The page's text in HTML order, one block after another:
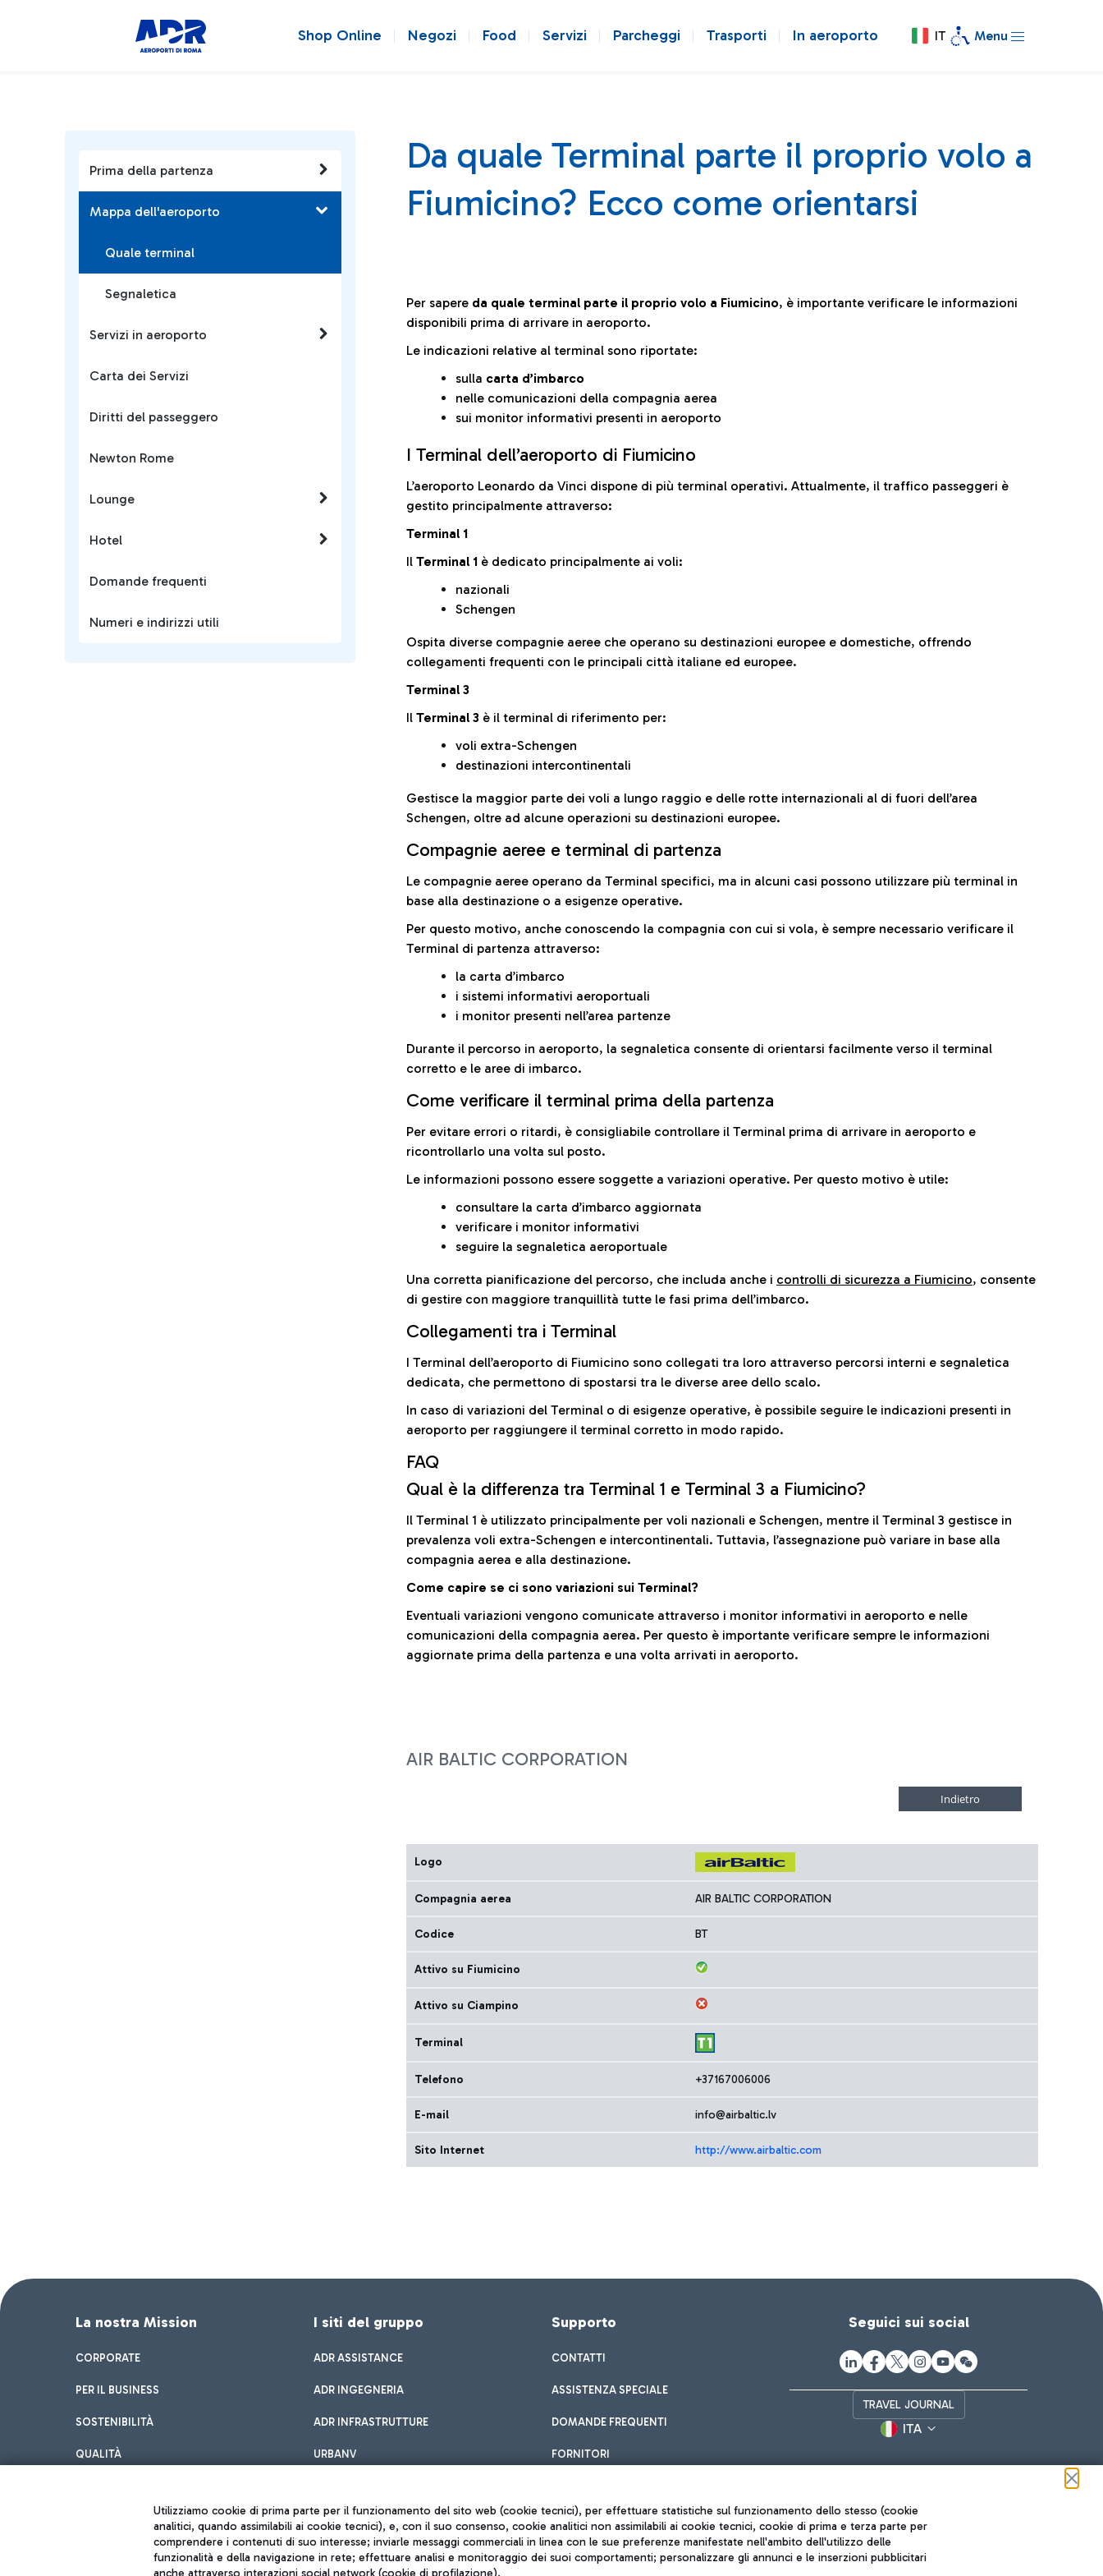
Shop Online Negozi Food Servizi Parcheggi Trasporti In aeroporto IT Menu
Prima della partenza
Mappa dell'aeroporto
Quale terminal
Segnaletica
Servizi in aeroporto
Carta dei Servizi
Diritti del passeggero
Newton Rome
Lounge
Hotel
Domande frequenti
Numeri e indirizzi utili
Da quale Terminal parte il proprio volo a
Fiumicino? Ecco come orientarsi
Per sapere da quale terminal parte il proprio volo a Fiumicino, è importante verificare le informazioni
disponibili prima di arrivare in aeroporto.
Le indicazioni relative al terminal sono riportate:
sulla carta d’imbarco
nelle comunicazioni della compagnia aerea
sui monitor informativi presenti in aeroporto
I Terminal dell’aeroporto di Fiumicino
L’aeroporto Leonardo da Vinci dispone di più terminal operativi. Attualmente, il traffico passeggeri è
gestito principalmente attraverso:
Terminal 1
Il Terminal 1 è dedicato principalmente ai voli:
nazionali
Schengen
Ospita diverse compagnie aeree che operano su destinazioni europee e domestiche, offrendo
collegamenti frequenti con le principali città italiane ed europee.
Terminal 3
Il Terminal 3 è il terminal di riferimento per:
voli extra-Schengen
destinazioni intercontinentali
Gestisce la maggior parte dei voli a lungo raggio e delle rotte internazionali al di fuori dell’area
Schengen, oltre ad alcune operazioni su destinazioni europee.
Compagnie aeree e terminal di partenza
Le compagnie aeree operano da Terminal specifici, ma in alcuni casi possono utilizzare più terminal in
base alla destinazione o a esigenze operative.
Per questo motivo, anche conoscendo la compagnia con cui si vola, è sempre necessario verificare il
Terminal di partenza attraverso:
la carta d’imbarco
i sistemi informativi aeroportuali
i monitor presenti nell’area partenze
Durante il percorso in aeroporto, la segnaletica consente di orientarsi facilmente verso il terminal
corretto e le aree di imbarco.
Come verificare il terminal prima della partenza
Per evitare errori o ritardi, è consigliabile controllare il Terminal prima di arrivare in aeroporto e
ricontrollarlo una volta sul posto.
Le informazioni possono essere soggette a variazioni operative. Per questo motivo è utile:
consultare la carta d’imbarco aggiornata
verificare i monitor informativi
seguire la segnaletica aeroportuale
Una corretta pianificazione del percorso, che includa anche i controlli di sicurezza a Fiumicino, consente
di gestire con maggiore tranquillità tutte le fasi prima dell’imbarco.
Collegamenti tra i Terminal
I Terminal dell’aeroporto di Fiumicino sono collegati tra loro attraverso percorsi interni e segnaletica
dedicata, che permettono di spostarsi tra le diverse aree dello scalo.
In caso di variazioni del Terminal o di esigenze operative, è possibile seguire le indicazioni presenti in
aeroporto per raggiungere il terminal corretto in modo rapido.
FAQ
Qual è la differenza tra Terminal 1 e Terminal 3 a Fiumicino?
Il Terminal 1 è utilizzato principalmente per voli nazionali e Schengen, mentre il Terminal 3 gestisce in
prevalenza voli extra-Schengen e intercontinentali. Tuttavia, l’assegnazione può variare in base alla
compagnia aerea e alla destinazione.
Come capire se ci sono variazioni sui Terminal?
Eventuali variazioni vengono comunicate attraverso i monitor informativi in aeroporto e nelle
comunicazioni della compagnia aerea. Per questo è importante verificare sempre le informazioni
aggiornate prima della partenza e una volta arrivati in aeroporto.
AIR BALTIC CORPORATION
Logo
Compagnia aerea AIR BALTIC CORPORATION
Codice BT
Attivo su Fiumicino
Attivo su Ciampino
Terminal
Telefono +37167006006
E-mail info@airbaltic.lv
Sito Internet http://www.airbaltic.com
La nostra Mission
CORPORATE
PER IL BUSINESS
SOSTENIBILITÀ
QUALITÀ
I siti del gruppo
ADR ASSISTANCE
ADR INGEGNERIA
ADR INFRASTRUTTURE
URBANV
Supporto
CONTATTI
ASSISTENZA SPECIALE
DOMANDE FREQUENTI
FORNITORI
Seguici sui social
TRAVEL JOURNAL
ITA
Utilizziamo cookie di prima parte per il funzionamento del sito web (cookie tecnici), per effettuare statistiche sul funzionamento dello stesso (cookie
analitici, quando assimilabili ai cookie tecnici), e, con il suo consenso, cookie analitici non assimilabili ai cookie tecnici, cookie di prima e terza parte per
comprendere i contenuti di suo interesse; inviarle messaggi commerciali in linea con le sue preferenze manifestate nell'ambito dell'utilizzo delle
funzionalità e della navigazione in rete; effettuare analisi e monitoraggio dei suoi comportamenti; personalizzare gli annunci e le inserzioni pubblicitari
anche attraverso interazioni social network (cookie di profilazione).